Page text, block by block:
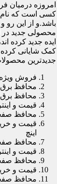
امروزه درمیان
کسی است که نام
باشد.و از این رو
محصولی جدید در
ایده جدید کرده
کمک شایانی
جدیدترین
فروش ویژه
محافظ برق 6 خانه همه کاره ولتن
محافظ برق 6 خانه همه کاره ولتن
قیمت و
محافظ صفحه
اینچ
محافظ صفحه
قیمت و
محافظ صفحه
قیمت و خرید
محافظ صفحه